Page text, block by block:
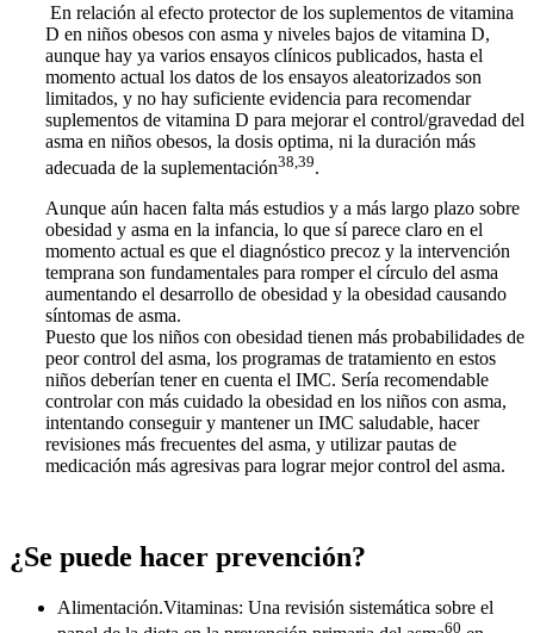
En relación al efecto protector de los suplementos de vitamina
D en niños obesos con asma y niveles bajos de vitamina D,
aunque hay ya varios ensayos clínicos publicados, hasta el
momento actual los datos de los ensayos aleatorizados son
limitados, y no hay suficiente evidencia para recomendar
suplementos de vitamina D para mejorar el control/gravedad del
asma en niños obesos, la dosis optima, ni la duración más
adecuada de la suplementación38,39.
Aunque aún hacen falta más estudios y a más largo plazo sobre
obesidad y asma en la infancia, lo que sí parece claro en el
momento actual es que el diagnóstico precoz y la intervención
temprana son fundamentales para romper el círculo del asma
aumentando el desarrollo de obesidad y la obesidad causando
síntomas de asma.
Puesto que los niños con obesidad tienen más probabilidades de
peor control del asma, los programas de tratamiento en estos
niños deberían tener en cuenta el IMC. Sería recomendable
controlar con más cuidado la obesidad en los niños con asma,
intentando conseguir y mantener un IMC saludable, hacer
revisiones más frecuentes del asma, y utilizar pautas de
medicación más agresivas para lograr mejor control del asma.
¿Se puede hacer prevención?
Alimentación.Vitaminas: Una revisión sistemática sobre el
60